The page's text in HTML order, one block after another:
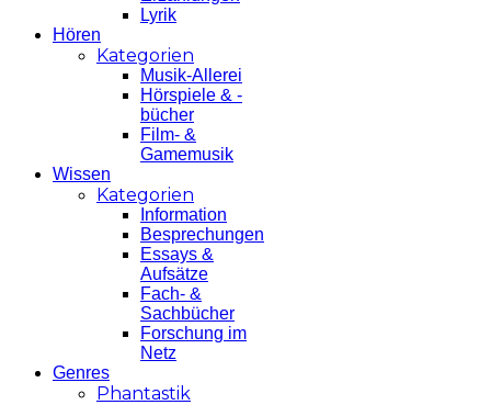
Lyrik
Hören
Kategorien
Musik-Allerei
Hörspiele & -
bücher
Film- &
Gamemusik
Wissen
Kategorien
Information
Besprechungen
Essays &
Aufsätze
Fach- &
Sachbücher
Forschung im
Netz
Genres
Phantastik